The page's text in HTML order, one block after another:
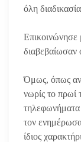
όλη
Επικοινώνησε
Όμως, όπως
νωρίς το πρωί
τηλεφωνήματα
τον
ίδιος